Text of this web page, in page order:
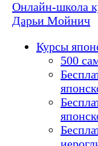
Онлайн-школа
Дарьи Мойнич
Курсы
500